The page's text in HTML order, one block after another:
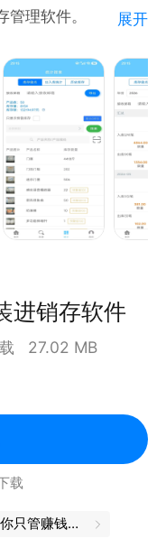
理软件。
小程序都可以便捷
据需要灵活使用，
高，适用于批发商、
统计
展开
进销存软件
27.02 MB
载
你只管赚钱，剩下的我来搞定